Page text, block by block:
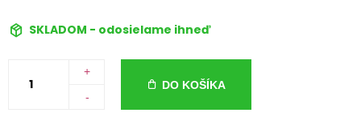
SKLADOM - odosielame ihneď
+
-
DO KOŠÍKA